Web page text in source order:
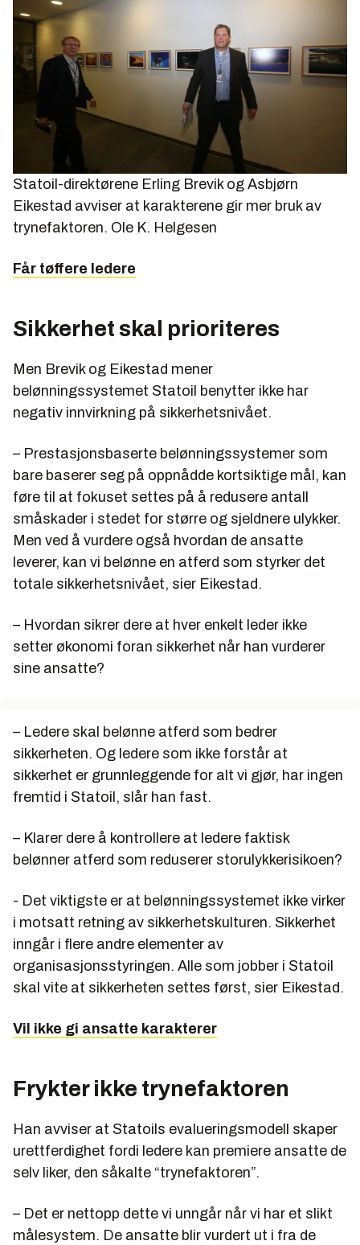
Statoil-direktørene Erling Brevik og Asbjørn
Eikestad avviser at karakterene gir mer bruk av
trynefaktoren. Ole K. Helgesen
Får tøffere ledere
Sikkerhet skal prioriteres
Men Brevik og Eikestad mener
belønningssystemet Statoil benytter ikke har
negativ innvirkning på sikkerhetsnivået.
– Prestasjonsbaserte belønningssystemer som
bare baserer seg på oppnådde kortsiktige mål, kan
føre til at fokuset settes på å redusere antall
småskader i stedet for større og sjeldnere ulykker.
Men ved å vurdere også hvordan de ansatte
leverer, kan vi belønne en atferd som styrker det
totale sikkerhetsnivået, sier Eikestad.
– Hvordan sikrer dere at hver enkelt leder ikke
setter økonomi foran sikkerhet når han vurderer
sine ansatte?
– Ledere skal belønne atferd som bedrer
sikkerheten. Og ledere som ikke forstår at
sikkerhet er grunnleggende for alt vi gjør, har ingen
fremtid i Statoil, slår han fast.
– Klarer dere å kontrollere at ledere faktisk
belønner atferd som reduserer storulykkerisikoen?
- Det viktigste er at belønningssystemet ikke virker
i motsatt retning av sikkerhetskulturen. Sikkerhet
inngår i flere andre elementer av
organisasjonsstyringen. Alle som jobber i Statoil
skal vite at sikkerheten settes først, sier Eikestad.
Vil ikke gi ansatte karakterer
Frykter ikke trynefaktoren
Han avviser at Statoils evalueringsmodell skaper
urettferdighet fordi ledere kan premiere ansatte de
selv liker, den såkalte “trynefaktoren”.
– Det er nettopp dette vi unngår når vi har et slikt
målesystem. De ansatte blir vurdert ut i fra de